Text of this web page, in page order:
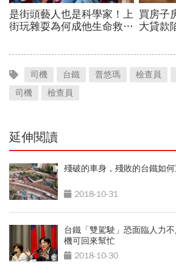
司機 台鐵 普悠瑪 檢查員
司機
檢查員
延伸閱讀
殘破的車身，殘敗的台鐵如何
2018-10-31
台鐵「雙駕駛」恐面臨人力
機可回來幫忙
2018-10-30